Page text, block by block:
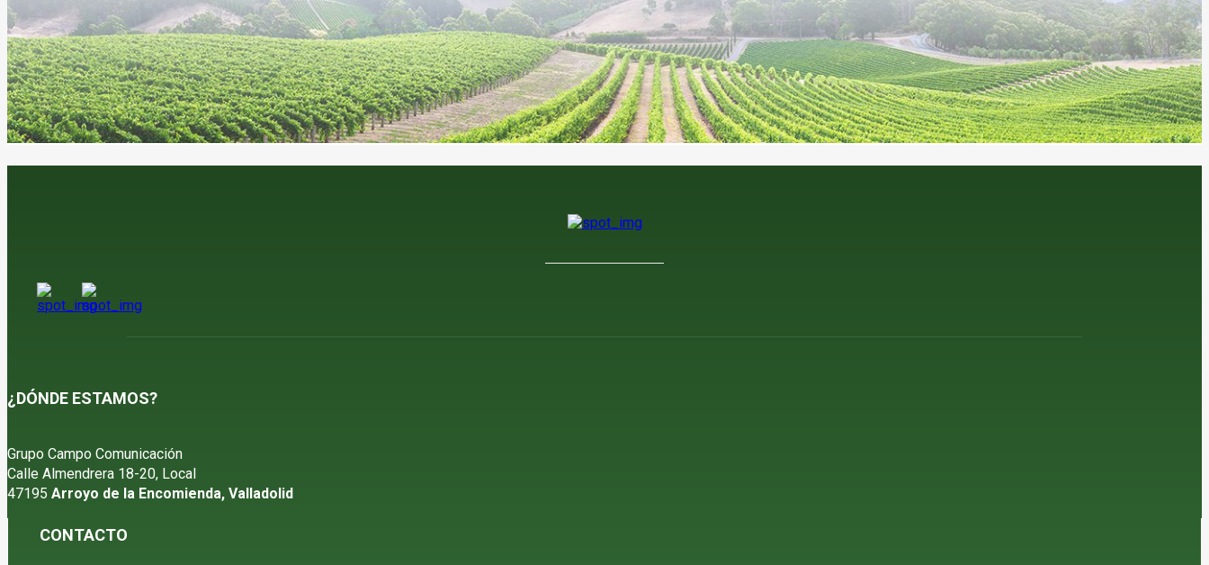
¿DÓNDE ESTAMOS?
Grupo Campo Comunicación
Calle Almendrera 18-20, Local
47195 Arroyo de la Encomienda, Valladolid
CONTACTO